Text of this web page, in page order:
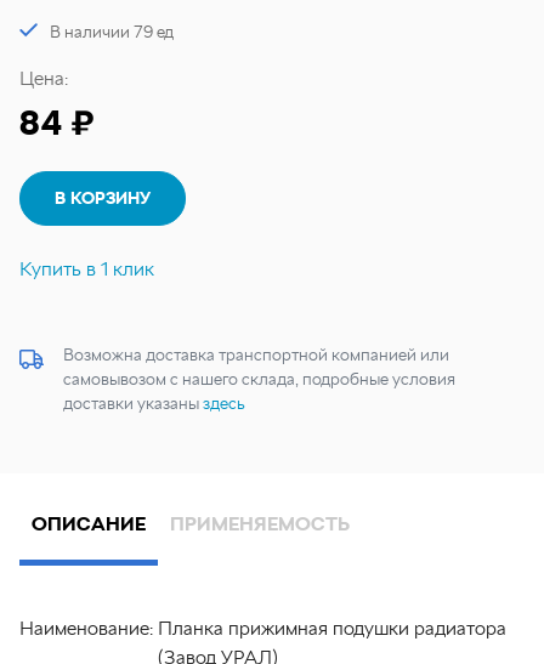
В наличии 79 ед
Цена:
84 ₽
В КОРЗИНУ
Купить в 1 клик
Возможна доставка транспортной компанией или
самовывозом с нашего склада, подробные условия
доставки указаныздесь
ОПИСАНИЕ ПРИМЕНЯЕМОСТЬ
Наименование: Планка прижимная подушки радиатора
(Завод УРАЛ)